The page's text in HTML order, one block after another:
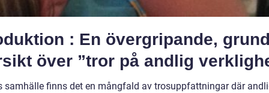
: En övergripande,
över ”tror på andlig
samhälle finns det en mångfald av trosuppfattningar där